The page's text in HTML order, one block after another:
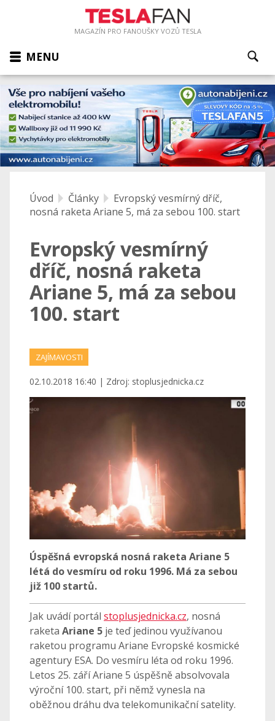
MAGAZÍN PRO FANOUŠKY VOZŮ TESLA
MENU
Úvod Články
Evropský vesmírný dříč,
nosná raketa Ariane 5, má za sebou 100. start
Evropský vesmírný
dříč, nosná raketa
Ariane 5, má za sebou
100. start
ZAJÍMAVOSTI
02.10.2018 16:40 | Zdroj: stoplusjednicka.cz
Úspěšná evropská nosná raketa Ariane 5
létá do vesmíru od roku 1996. Má za sebou
již 100 startů.
Jak uvádí portál stoplusjednicka.cz, nosná
raketa Ariane 5 je teď jedinou využívanou
raketou programu Ariane Evropské kosmické
agentury ESA. Do vesmíru léta od roku 1996.
Letos 25. září Ariane 5 úspěšně absolvovala
výroční 100. start, při němž vynesla na
oběžnou dráhu dva telekomunikační satelity.